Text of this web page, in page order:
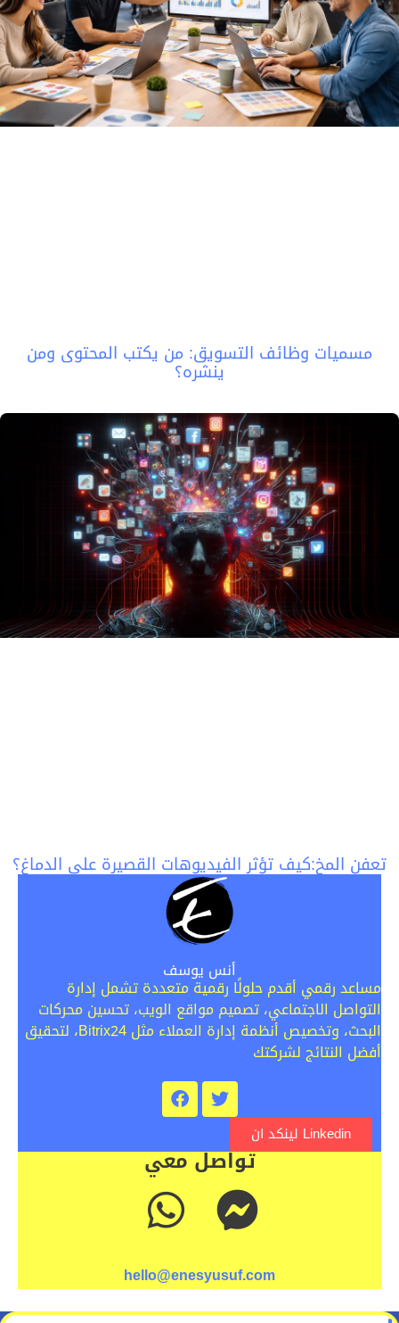
مسميات وظائف التسويق: من يكتب المحتوى ومن
ينشره؟
تعفن المخ:كيف تؤثر الفيديوهات القصيرة على الدماغ؟
أنس يوسف
مساعد رقمي أقدم حلولًا رقمية متعددة تشمل إدارة
التواصل الاجتماعي، تصميم مواقع الويب، تحسين محركات
البحث، وتخصيص أنظمة إدارة العملاء مثل Bitrix24، لتحقيق
أفضل النتائج لشركتك
Linkedin لينكد ان
تواصل معي
hello@enesyusuf.com